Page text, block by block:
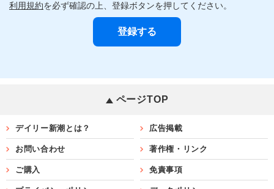
利用規約を必ず確認の上、登録ボタンを押してください。
ページTOP
デイリー新潮とは？ 広告掲載
お問い合わせ 著作権・リンク
ご購入 免責事項